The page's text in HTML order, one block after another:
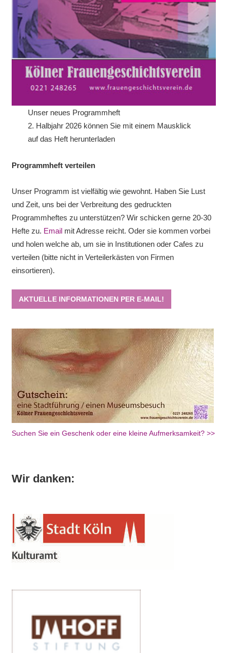
Unser neues Programmheft
2. Halbjahr 2026 können Sie mit einem Mausklick
auf das Heft herunterladen
Programmheft verteilen
Unser Programm ist vielfältig wie gewohnt. Haben Sie Lust
und Zeit, uns bei der Verbreitung des gedruckten
Programmheftes zu unterstützen? Wir schicken gerne 20-30
Hefte zu. Emailmit Adresse reicht. Oder sie kommen vorbei
und holen welche ab, um sie in Institutionen oder Cafes zu
verteilen (bitte nicht in Verteilerkästen von Firmen
einsortieren).
AKTUELLE INFORMATIONEN PER E-MAIL!
Suchen Sie ein Geschenk oder eine kleine Aufmerksamkeit? >>
Wir danken: